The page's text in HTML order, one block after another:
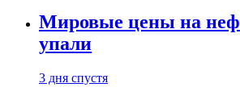
Мировые цены на
упали
3 дня спустя